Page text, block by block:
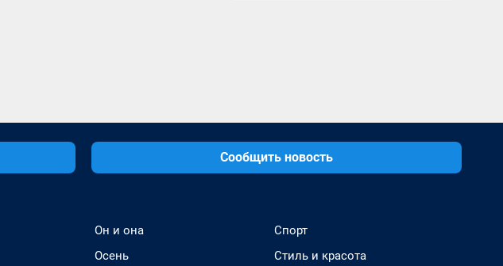
Сообщить новость
Он и она
Осень
Спорт
Стиль и красота